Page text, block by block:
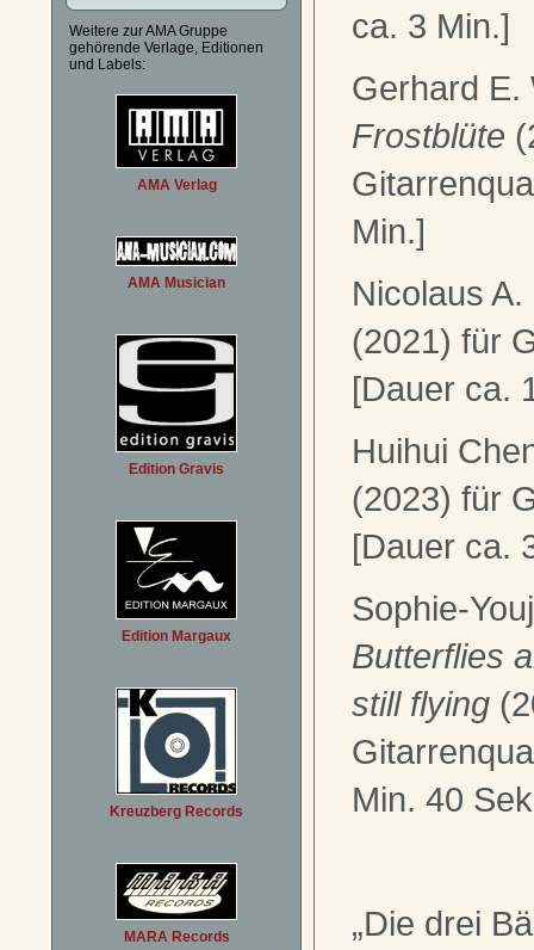
Weitere zur AMA Gruppe
gehörende Verlage, Editionen
und Labels:
AMA Verlag
AMA Musician
Edition Gravis
Edition Margaux
Kreuzberg Records
MARA Records
ca. 3 Min.]
Gerhard E.
Frostblüte
Min.]
Nicolaus
(2021) für
[Dauer ca.
Huihui
(2023) für
[Dauer ca.
Sophie-
Butterflies
still flying
Min. 40
„Die drei